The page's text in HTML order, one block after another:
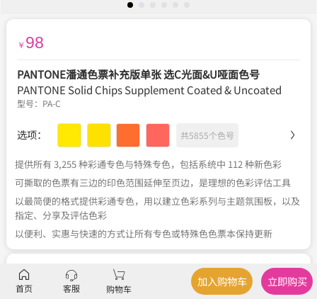
￥ 98
PANTONE潘通色票补充版单张 选C光面&U哑面色号
PANTONE Solid Chips Supplement Coated & Uncoated
型号： PA-C
选项： 共5855个色号
提供所有 3,255 种彩通专色与特殊专色，包括系统中 112 种新色彩
可撕取的色票有三边的印色范围延伸至页边，是理想的色彩评估工具
以最简便的格式提供彩通专色，用以建立色彩系列与主题氛围板，以及
指定、分享及评估色彩
以便利、实惠与快速的方式让所有专色或特殊色色票本保持更新
描述 产品规格 色号列表
首页 客服 购物车
加入购物车 立即购买